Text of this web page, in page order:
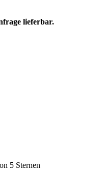
lieferbar.
5 Sternen